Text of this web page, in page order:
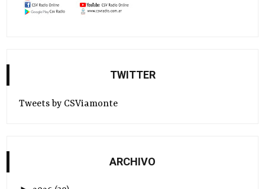
TWITTER
Tweets by CSViamonte
ARCHIVO